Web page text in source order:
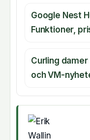
Google Nest
Funktioner,
Curling
och VM-